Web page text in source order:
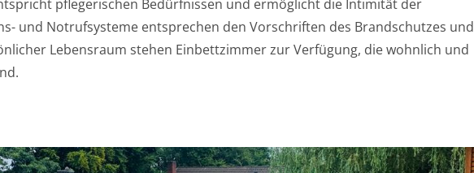
pflegerischen Bedürfnissen und ermöglicht die Intimität der
und Notrufsysteme entsprechen den Vorschriften des Brandschutzes und
Lebensraum stehen Einbettzimmer zur Verfügung, die wohnlich und